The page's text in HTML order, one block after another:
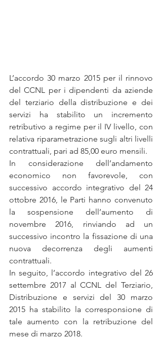
L’accordo 30 marzo 2015 per il rinnovo
del CCNL per i dipendenti da aziende
del terziario della distribuzione e dei
servizi ha stabilito un incremento
retributivo a regime per il IV livello, con
relativa riparametrazione sugli altri livelli
contrattuali, pari ad 85,00 euro mensili.
In considerazione dell’andamento
economico non favorevole, con
successivo accordo integrativo del 24
ottobre 2016, le Parti hanno convenuto
la sospensione dell’aumento di
novembre 2016, rinviando ad un
successivo incontro la fissazione di una
nuova decorrenza degli aumenti
contrattuali.
In seguito, l’accordo integrativo del 26
settembre 2017 al CCNL del Terziario,
Distribuzione e servizi del 30 marzo
2015 ha stabilito la corresponsione di
tale aumento con la retribuzione del
mese di marzo 2018.